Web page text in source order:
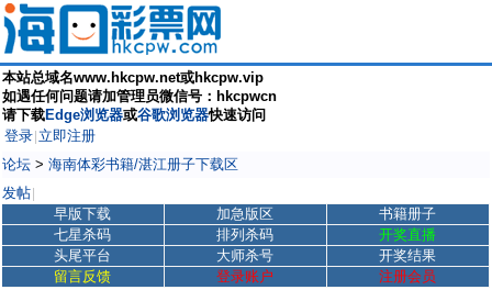
本站总域名www.hkcpw.net或hkcpw.vip
如遇任何问题请加管理员微信号：hkcpwcn
请下载Edge浏览器或谷歌浏览器快速访问
登录 立即注册
论坛 > 海南体彩书籍/湛江册子下载区
发帖
早版下载 加急版区
书籍册子
七星杀码
排列杀码
开奖直播
头尾平台
大师杀号
开奖结果
留言反馈
登录账户 注册会员